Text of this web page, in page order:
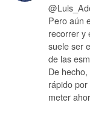
Pero aún
recorrer y
suele ser
de las
De
rápido
meter